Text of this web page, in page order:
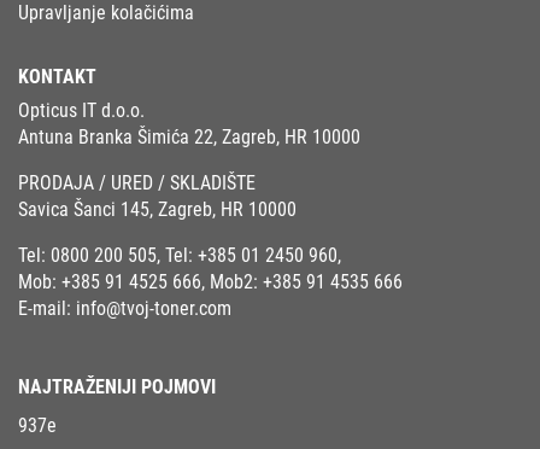
Upravljanje kolačićima
KONTAKT
Opticus IT d.o.o.
Antuna Branka Šimića 22, Zagreb, HR 10000
PRODAJA / URED / SKLADIŠTE
Savica Šanci 145, Zagreb, HR 10000
Tel: 0800 200 505, Tel: +385 01 2450 960,
Mob: +385 91 4525 666, Mob2: +385 91 4535 666
E-mail: info@tvoj-toner.com
NAJTRAŽENIJI POJMOVI
937e